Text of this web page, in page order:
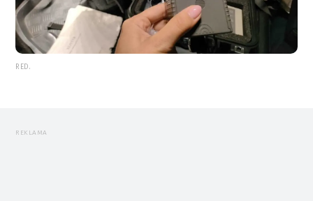
RED.
REKLAMA